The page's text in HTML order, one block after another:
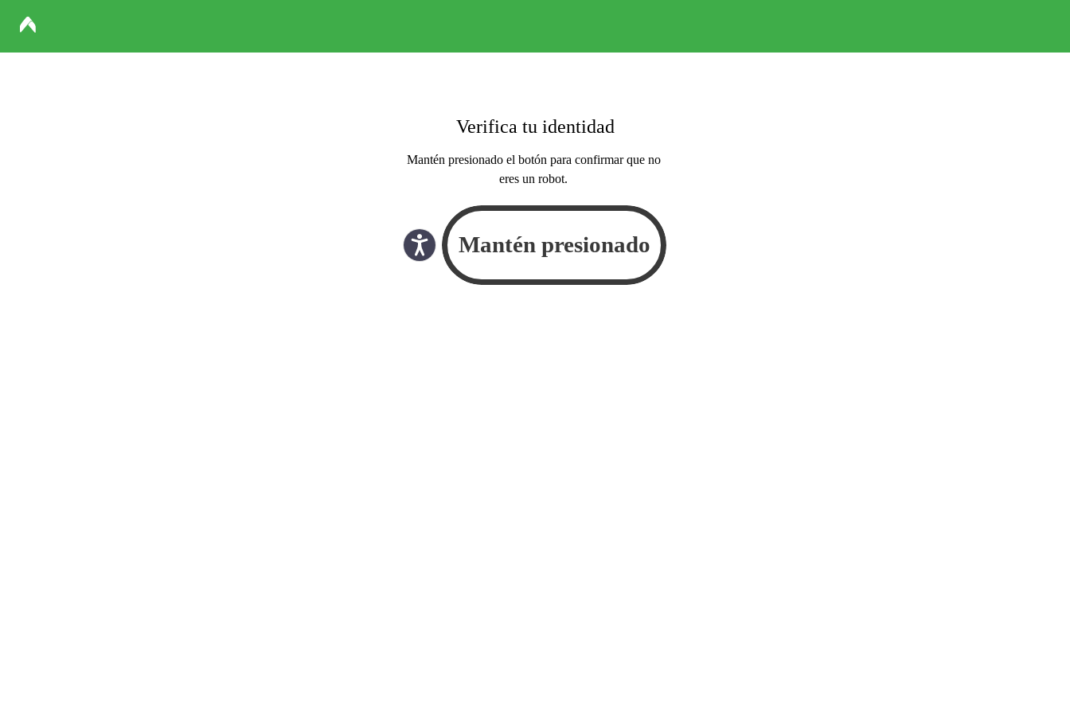
Verifica tu identidad
Mantén presionado el botón para confirmar que no
eres un robot.